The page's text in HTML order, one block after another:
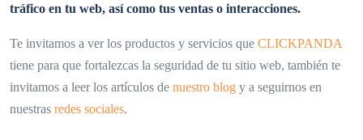
tráfico en tu web, así como tus ventas o interacciones.
Te invitamos a ver los productos y servicios que CLICKPANDA
tiene para que fortalezcas la seguridad de tu sitio web, también te
invitamos a leer los artículos de nuestro blog y a seguirnos en
nuestras redes sociales.